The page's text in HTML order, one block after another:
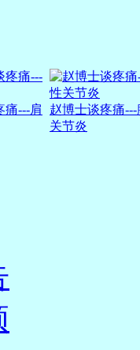
痛---肩
赵博士谈疼痛
关节炎